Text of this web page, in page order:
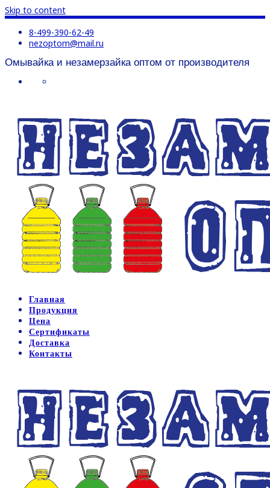
Skip to content
8-499-390-62-49
nezoptom@mail.ru
Омывайка и незамерзайка оптом от производителя
Главная
Продукция
Цена
Сертификаты
Доставка
Контакты